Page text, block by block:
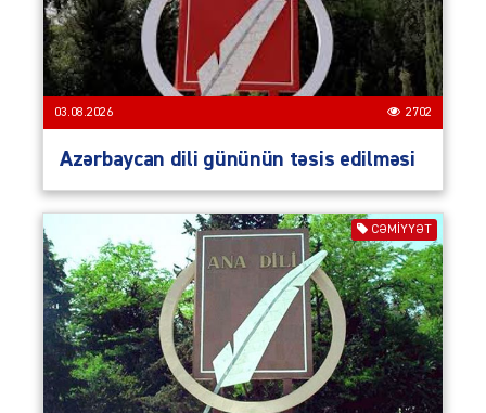
03.08.2026 2702
Azərbaycan dili gününün təsis edilməsi
CƏMIYYƏT